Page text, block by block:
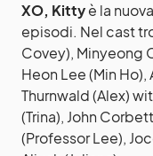
XO, Kittyè la
episodi. Nel cast
Covey), Minyeong
Heon Lee (Min
Thurnwald (Alex)
(Trina), John
(Professor Lee),